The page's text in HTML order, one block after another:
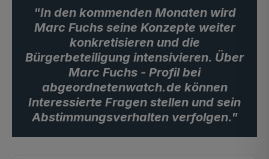
"In den kommenden Monaten wird
Marc Fuchs seine Konzepte weiter
konkretisieren und die
Bürgerbeteiligung intensivieren. Über
Marc Fuchs - Profil bei
abgeordnetenwatch.de können
Interessierte Fragen stellen und sein
Abstimmungsverhalten verfolgen."